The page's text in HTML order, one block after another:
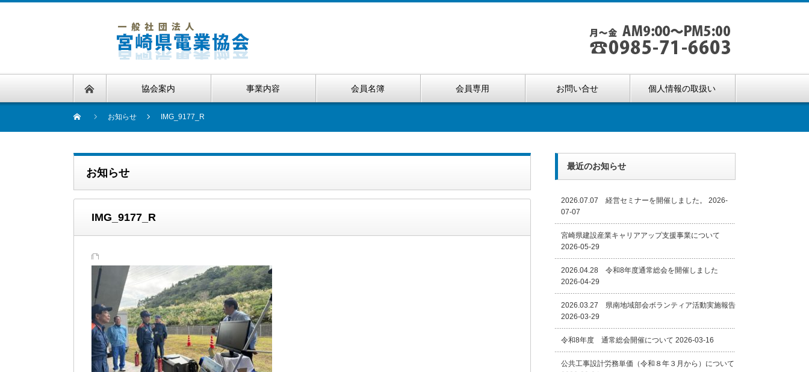
協会案内 事業内容 会員名簿 会員専用 お問い合せ 個人情報の取扱い
お知らせ IMG_9177_R
お知らせ
IMG_9177_R
最近のお知らせ
2026.07.07 経営セミナーを開催しました。
2026-
07-07
宮崎県建設産業キャリアアップ支援事業について
2026-05-29
2026.04.28 令和8年度通常総会を開催しました
2026-04-29
2026.03.27 県南地域部会ボランティア活動実施報告
2026-03-29
令和8年度 通常総会開催について 2026-03-16
公共工事設計労務単価（令和８年３月から）について